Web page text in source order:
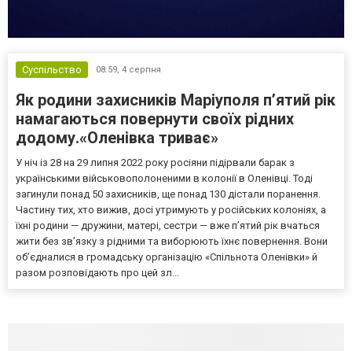
Суспільство 08:59, 4 серпня
Як родини захисників Маріуполя пʼятий рік
намагаються повернути своїх рідних
додому.«Оленівка триває»
У ніч із 28 на 29 липня 2022 року росіяни підірвали барак з
українськими військовополоненими в колонії в Оленівці. Тоді
загинули понад 50 захисників, ще понад 130 дістали поранення.
Частину тих, хто вижив, досі утримують у російських колоніях, а
їхні родини — дружини, матері, сестри — вже п’ятий рік вчаться
жити без зв’язку з рідними та виборюють їхнє повернення. Вони
об’єдналися в громадську організацію «Спільнота Оленівки» й
разом розповідають про цей зл...